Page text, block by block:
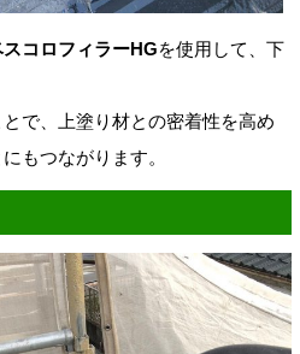
コロフィラーHGを使用して、下
で、上塗り材との密着性を高め
もつながります。